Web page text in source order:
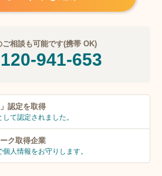
ご相談も可能です(携帯 OK)
941-653
認定を取得
して認定されました。
ク取得企業
個人情報をお守りします。